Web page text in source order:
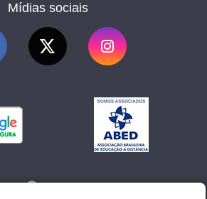
Mídias sociais